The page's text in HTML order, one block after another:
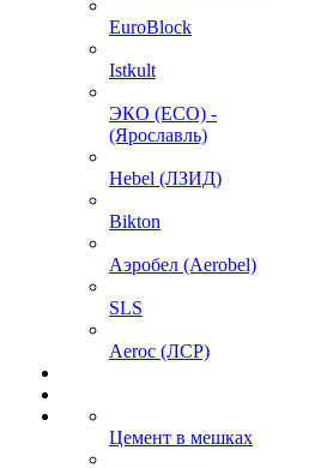
EuroBlock
Istkult
ЭКО (ECO) -
(Ярославль)
Hebel (ЛЗИД)
Bikton
Аэробел (Aerobel)
SLS
Aeroc (ЛСР)
Цемент в мешках